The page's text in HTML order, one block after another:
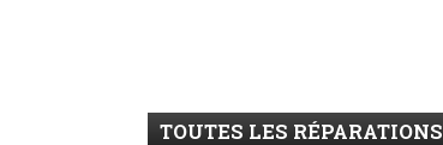
TOUTES LES RÉPARATIONS